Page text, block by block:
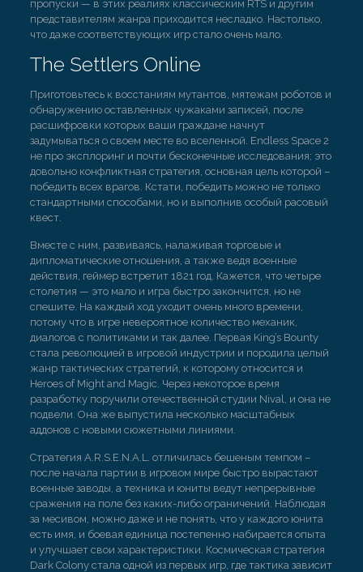
пропуски — в этих реалиях классическим RTS и другим
представителям жанра приходится несладко. Настолько,
что даже соответствующих игр стало очень мало.
The Settlers Online
Приготовьтесь к восстаниям мутантов, мятежам роботов и
обнаружению оставленных чужаками записей, после
расшифровки которых ваши граждане начнут
задумываться о своем месте во вселенной. Endless Space 2
не про эксплоринг и почти бесконечные исследования; это
довольно конфликтная стратегия, основная цель которой –
победить всех врагов. Кстати, победить можно не только
стандартными способами, но и выполнив особый расовый
квест.
Вместе с ним, развиваясь, налаживая торговые и
дипломатические отношения, а также ведя военные
действия, геймер встретит 1821 год. Кажется, что четыре
столетия — это мало и игра быстро закончится, но не
спешите. На каждый ход уходит очень много времени,
потому что в игре невероятное количество механик,
диалогов с политиками и так далее. Первая King’s Bounty
стала революцией в игровой индустрии и породила целый
жанр тактических стратегий, к которому относится и
Heroes of Might and Magic. Через некоторое время
разработку поручили отечественной студии Nival, и она не
подвели. Она же выпустила несколько масштабных
аддонов с новыми сюжетными линиями.
Стратегия A.R.S.E.N.A.L. отличилась бешеным темпом –
после начала партии в игровом мире быстро вырастают
военные заводы, а техника и юниты ведут непрерывные
сражения на поле без каких-либо ограничений. Наблюдая
за месивом, можно даже и не понять, что у каждого юнита
есть имя, и боевая единица постепенно набирается опыта
и улучшает свои характеристики. Космическая стратегия
Dark Colony стала одной из первых игр, где тактика зависит